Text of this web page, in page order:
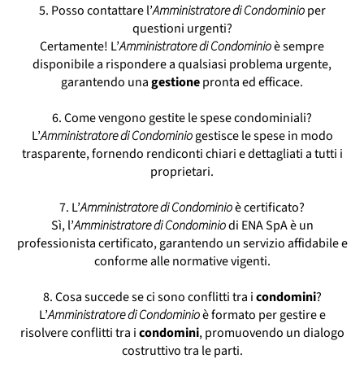
5. Posso contattare l’Amministratore di Condominioper
questioni urgenti?
Certamente! L’Amministratore di Condominioè sempre
disponibile a rispondere a qualsiasi problema urgente,
garantendo unagestionepronta ed efficace.
6. Come vengono gestite le spese condominiali?
L’Amministratore di Condominiogestisce le spese in modo
trasparente, fornendo rendiconti chiari e dettagliati a tutti i
proprietari.
7. L’Amministratore di Condominioè certificato?
Sì, l’Amministratore di Condominiodi ENA SpA è un
professionista certificato, garantendo un servizio affidabile e
conforme alle normative vigenti.
8. Cosa succede se ci sono conflitti tra icondomini?
L’Amministratore di Condominioè formato per gestire e
risolvere conflitti tra icondomini, promuovendo un dialogo
costruttivo tra le parti.